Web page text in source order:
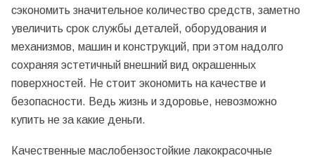
сэкономить значительное количество средств, заметно
увеличить срок службы деталей, оборудования и
механизмов, машин и конструкций, при этом надолго
сохраняя эстетичный внешний вид окрашенных
поверхностей. Не стоит экономить на качестве и
безопасности. Ведь жизнь и здоровье, невозможно
купить не за какие деньги.
Качественные маслобензостойкие лакокрасочные